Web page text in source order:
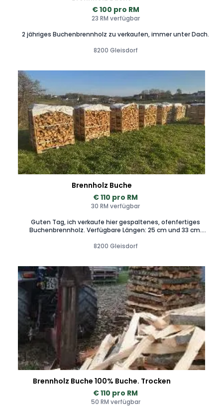
€ 100 pro RM
23 RM verfügbar
2 jähriges Buchenbrennholz zu verkaufen, immer unter Dach.
8200 Gleisdorf
Brennholz Buche
€ 110 pro RM
30 RM verfügbar
Guten Tag, ich verkaufe hier gespaltenes, ofenfertiges
Buchenbrennholz. Verfügbare Längen: 25 cm und 33 cm.
kleineren Mengen) • Geschlichtet auf Palette zu je 1,5rm Des
Lieferkosten sowie die Preise für Zusatzservices (wie das
Einschlichten) werden auf Anfrage individuell vereinbart. Ich
freue mich auf ihre Anfrage.
8200 Gleisdorf
Brennholz Buche 100% Buche. Trocken
€ 110 pro RM
50 RM verfügbar